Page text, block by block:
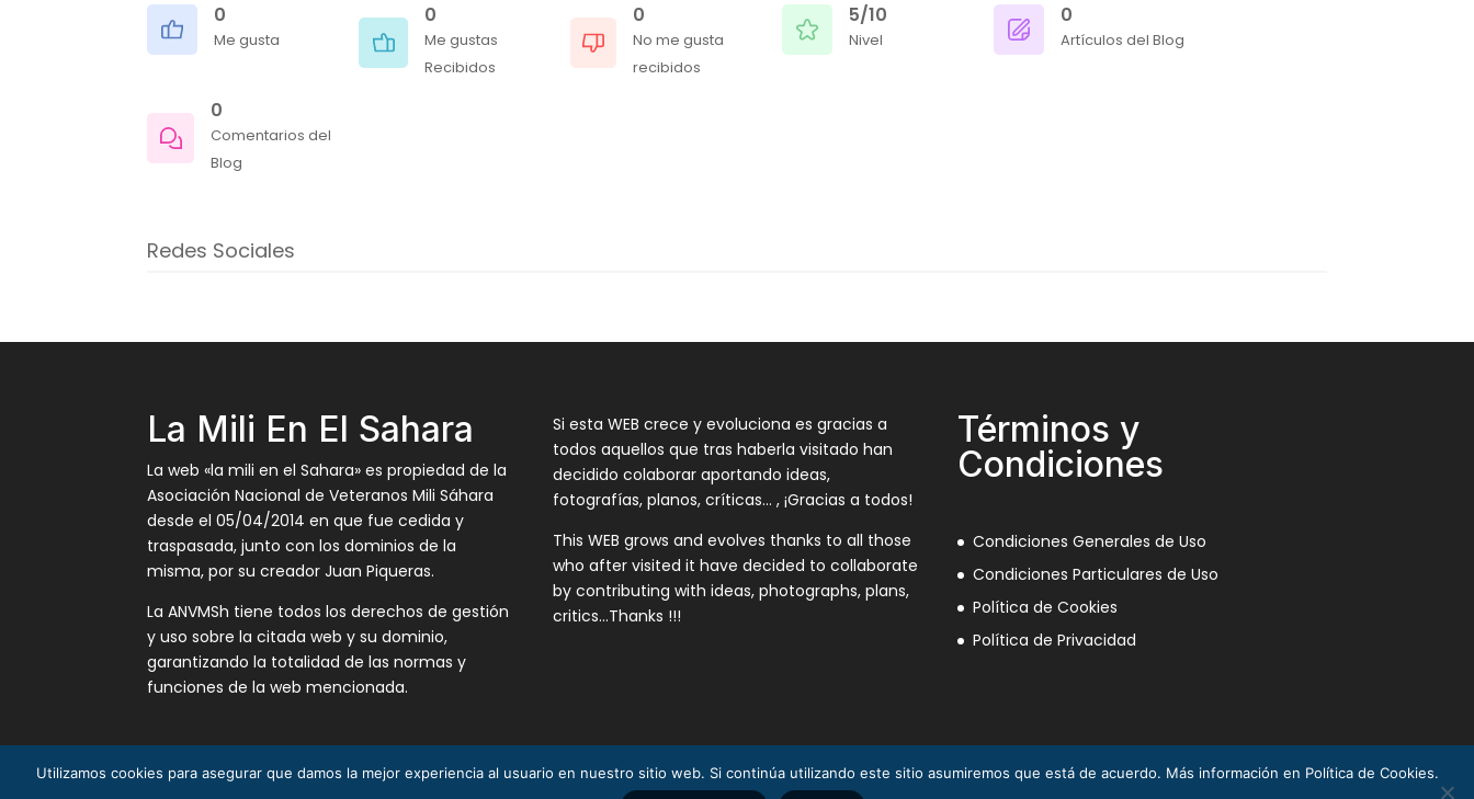
0
Me gusta
0
Me gustas
Recibidos
0
No me gusta
recibidos
5/10
Nivel
0
Artículos del Blog
0
Comentarios del
Blog
Redes Sociales
La Mili En El Sahara
La web «la mili en el Sahara» es propiedad de la
Asociación Nacional de Veteranos Mili Sáhara
desde el 05/04/2014 en que fue cedida y
traspasada, junto con los dominios de la
misma, por su creador Juan Piqueras.
La ANVMSh tiene todos los derechos de gestión
y uso sobre la citada web y su dominio,
garantizando la totalidad de las normas y
funciones de la web mencionada.
Si esta WEB crece y evoluciona es gracias a
todos aquellos que tras haberla visitado han
decidido colaborar aportando ideas,
fotografías, planos, críticas… , ¡Gracias a todos!
This WEB grows and evolves thanks to all those
who after visited it have decided to collaborate
by contributing with ideas, photographs, plans,
critics…Thanks !!!
Términos y
Condiciones
Condiciones Generales de Uso
Condiciones Particulares de Uso
Política de Cookies
Política de Privacidad
La Mili en el Sáhara ® Juan Piqueras 2003-2013
Utilizamos cookies para asegurar que damos la mejor experiencia al usuario en nuestro sitio web. Si continúa utilizando este sitio asumiremos que está de acuerdo. Más información en Política de Cookies.